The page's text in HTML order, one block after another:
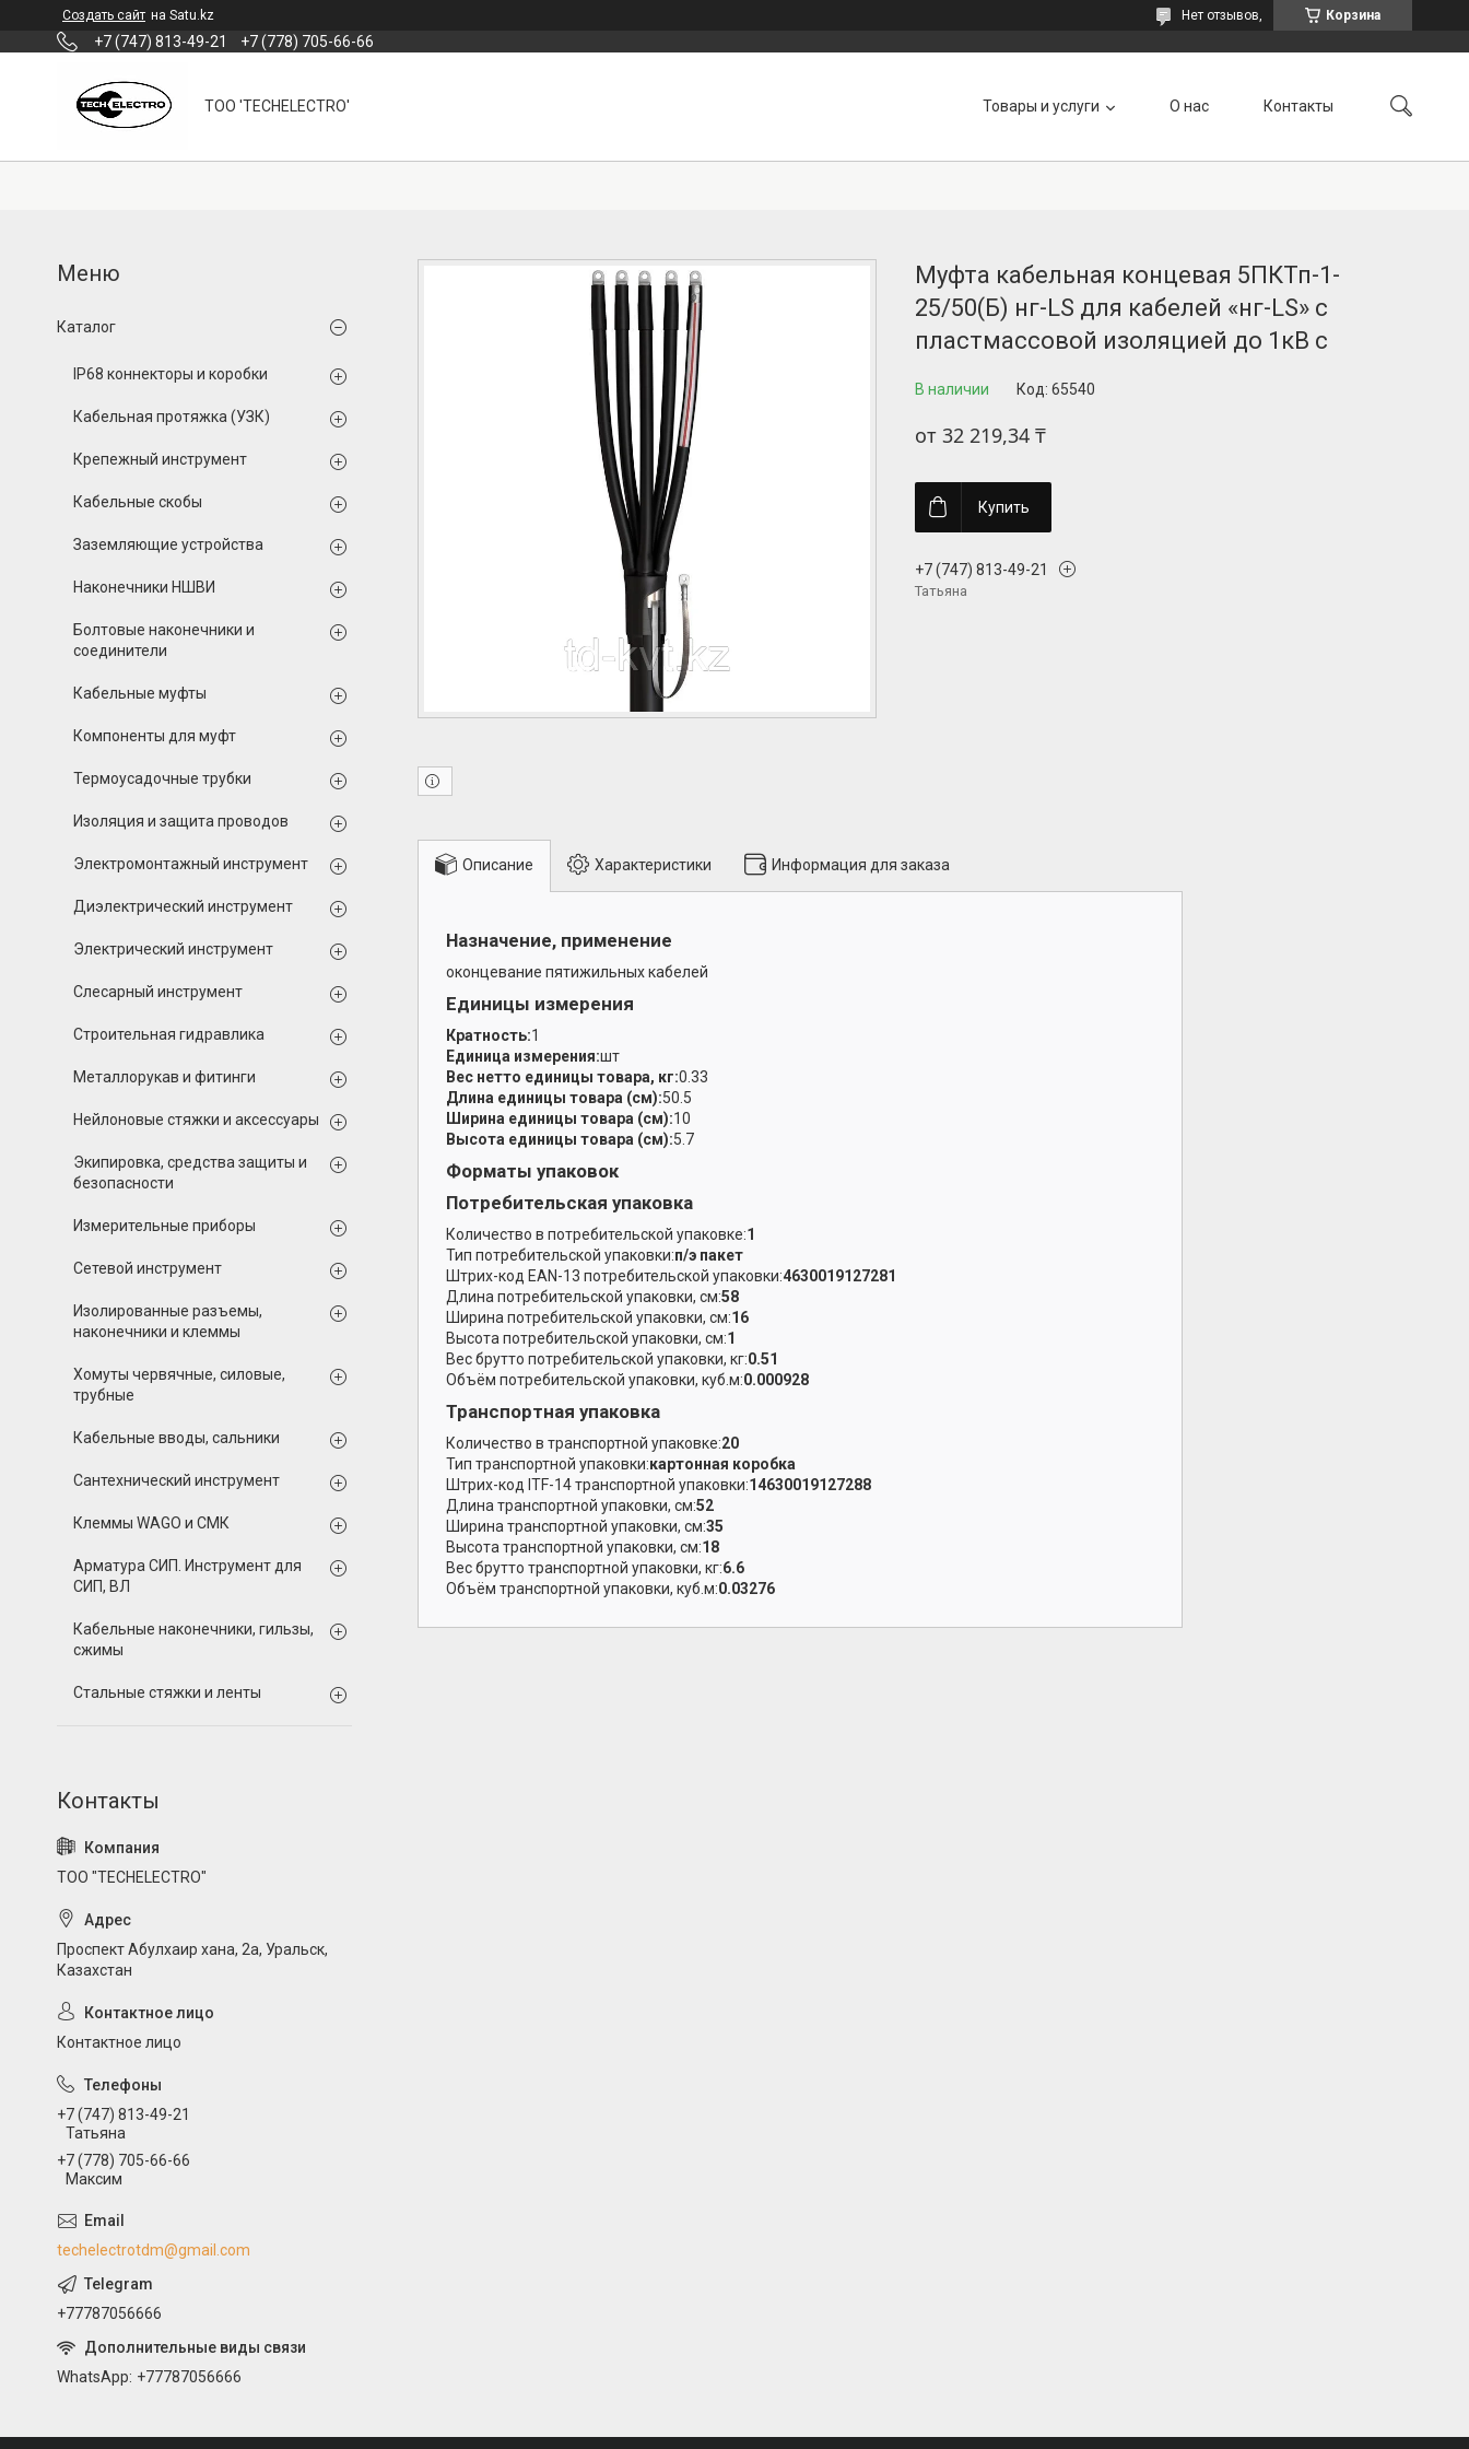
Создать сайт на Satu.kz Корзина
Нет отзывов,
+7 (747) 813-49-21 +7 (778) 705-66-66
ТОО 'TECHELECTRO' Товары и услуги О нас Контакты
Муфта кабельная концевая 5ПКТп-1-
25/50(Б) нг-LS для кабелей «нг-LS» с
пластмассовой изоляцией до 1кВ с
В наличии Код: 65540
от 32 219,34 ₸
Купить
+7 (747) 813-49-21
Татьяна
Описание Характеристики Информация для заказа
Назначение, применение
оконцевание пятижильных кабелей
Единицы измерения
Кратность:1
Единица измерения:шт
Вес нетто единицы товара, кг:0.33
Длина единицы товара (см):50.5
Ширина единицы товара (см):10
Высота единицы товара (см):5.7
Форматы упаковок
Потребительская упаковка
Количество в потребительской упаковке:1
Тип потребительской упаковки:п/э пакет
Штрих-код EAN-13 потребительской упаковки:4630019127281
Длина потребительской упаковки, см:58
Ширина потребительской упаковки, см:16
Высота потребительской упаковки, см:1
Вес брутто потребительской упаковки, кг:0.51
Объём потребительской упаковки, куб.м:0.000928
Транспортная упаковка
Количество в транспортной упаковке:20
Тип транспортной упаковки:картонная коробка
Штрих-код ITF-14 транспортной упаковки:14630019127288
Длина транспортной упаковки, см:52
Ширина транспортной упаковки, см:35
Высота транспортной упаковки, см:18
Вес брутто транспортной упаковки, кг:6.6
Объём транспортной упаковки, куб.м:0.03276
Каталог
IP68 коннекторы и коробки
Кабельная протяжка (УЗК)
Крепежный инструмент
Кабельные скобы
Заземляющие устройства
Наконечники НШВИ
Болтовые наконечники и
соединители
Кабельные муфты
Компоненты для муфт
Термоусадочные трубки
Изоляция и защита проводов
Электромонтажный инструмент
Диэлектрический инструмент
Электрический инструмент
Слесарный инструмент
Строительная гидравлика
Металлорукав и фитинги
Нейлоновые стяжки и аксессуары
Экипировка, средства защиты и
безопасности
Измерительные приборы
Сетевой инструмент
Изолированные разъемы,
наконечники и клеммы
Хомуты червячные, силовые,
трубные
Кабельные вводы, сальники
Сантехнический инструмент
Клеммы WAGO и СМК
Арматура СИП. Инструмент для
СИП, ВЛ
Кабельные наконечники, гильзы,
сжимы
Стальные стяжки и ленты
ТОО "TECHELECTRO"
Проспект Абулхаир хана, 2а, Уральск,
Казахстан
Контактное лицо
+7 (747) 813-49-21
Татьяна
+7 (778) 705-66-66
Максим
techelectrotdm@gmail.com
+77787056666
WhatsApp +77787056666